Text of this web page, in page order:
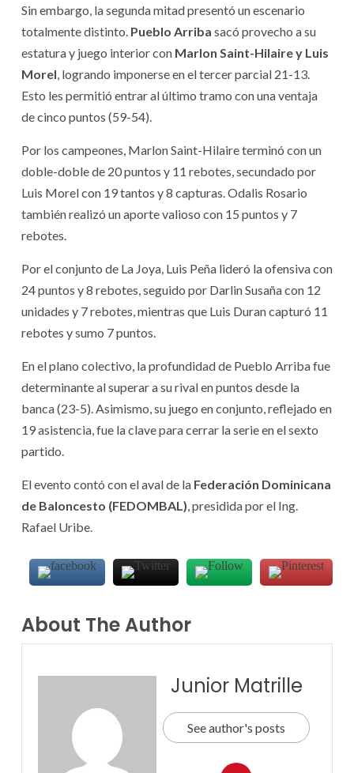
Sin embargo, la segunda mitad presentó un escenario
totalmente distinto. Pueblo Arriba sacó provecho a su
estatura y juego interior con Marlon Saint-Hilaire y Luis
Morel, logrando imponerse en el tercer parcial 21-13.
Esto les permitió entrar al último tramo con una ventaja
de cinco puntos (59-54).
Por los campeones, Marlon Saint-Hilaire terminó con un
doble-doble de 20 puntos y 11 rebotes, secundado por
Luis Morel con 19 tantos y 8 capturas. Odalis Rosario
también realizó un aporte valioso con 15 puntos y 7
rebotes.
Por el conjunto de La Joya, Luis Peña lideró la ofensiva con
24 puntos y 8 rebotes, seguido por Darlin Susaña con 12
unidades y 7 rebotes, mientras que Luis Duran capturó 11
rebotes y sumo 7 puntos.
En el plano colectivo, la profundidad de Pueblo Arriba fue
determinante al superar a su rival en puntos desde la
banca (23-5). Asimismo, su juego en conjunto, reflejado en
19 asistencia, fue la clave para cerrar la serie en el sexto
partido.
El evento contó con el aval de la Federación Dominicana
de Baloncesto (FEDOMBAL), presidida por el Ing.
Rafael Uribe.
About The Author
Junior Matrille
See author's posts